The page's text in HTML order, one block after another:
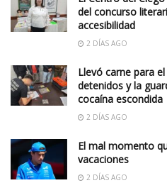
del concurso
accesibilidad
2 DÍAS AGO
Llevó carne para
detenidos y la
cocaína escondida
2 DÍAS AGO
El mal momento
vacaciones
2 DÍAS AGO